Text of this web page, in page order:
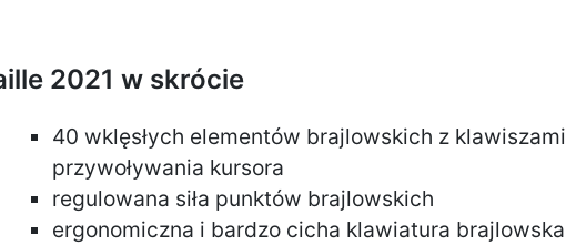
2021 w skrócie
40 wklęsłych elementów brajlowskich z klawiszami
przywoływania kursora
regulowana siła punktów brajlowskich
ergonomiczna i bardzo cicha klawiatura brajlowska